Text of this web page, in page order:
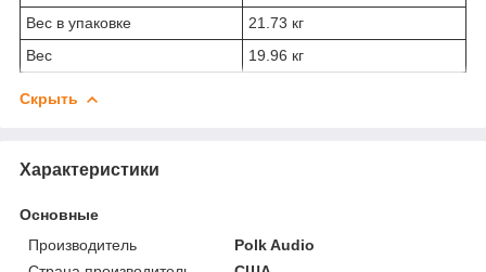
Вес в упаковке
21.73 кг
Вес
19.96 кг
Скрыть
Характеристики
Основные
Производитель
Polk Audio